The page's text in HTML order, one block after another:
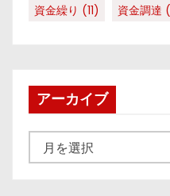
資金繰り (11) 資金調達
アーカイブ
ー